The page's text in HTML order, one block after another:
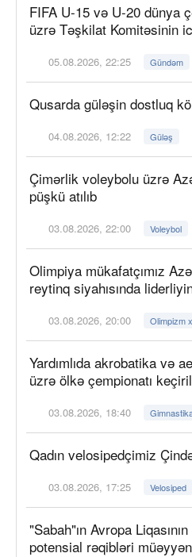
FIFA U-15 və U-20 dünya
üzrə Təşkilat Komitəsinin
05.08.2026, 22:25 Gündəm
Qusarda güləşin dostluq
04.08.2026, 12:22 Güləş
Çimərlik voleybolu üzrə
püşkü atılıb
03.08.2026, 22:00 Voleybol
Olimpiya mükafatçımız
reytinq siyahısında
03.08.2026, 20:00 Olimpizm
Yardımlıda akrobatika və
üzrə ölkə çempionatı
03.08.2026, 18:40
Qadın velosipedçimiz
03.08.2026, 17:25 Velosiped
"Sabah"ın Avropa
potensial rəqibləri